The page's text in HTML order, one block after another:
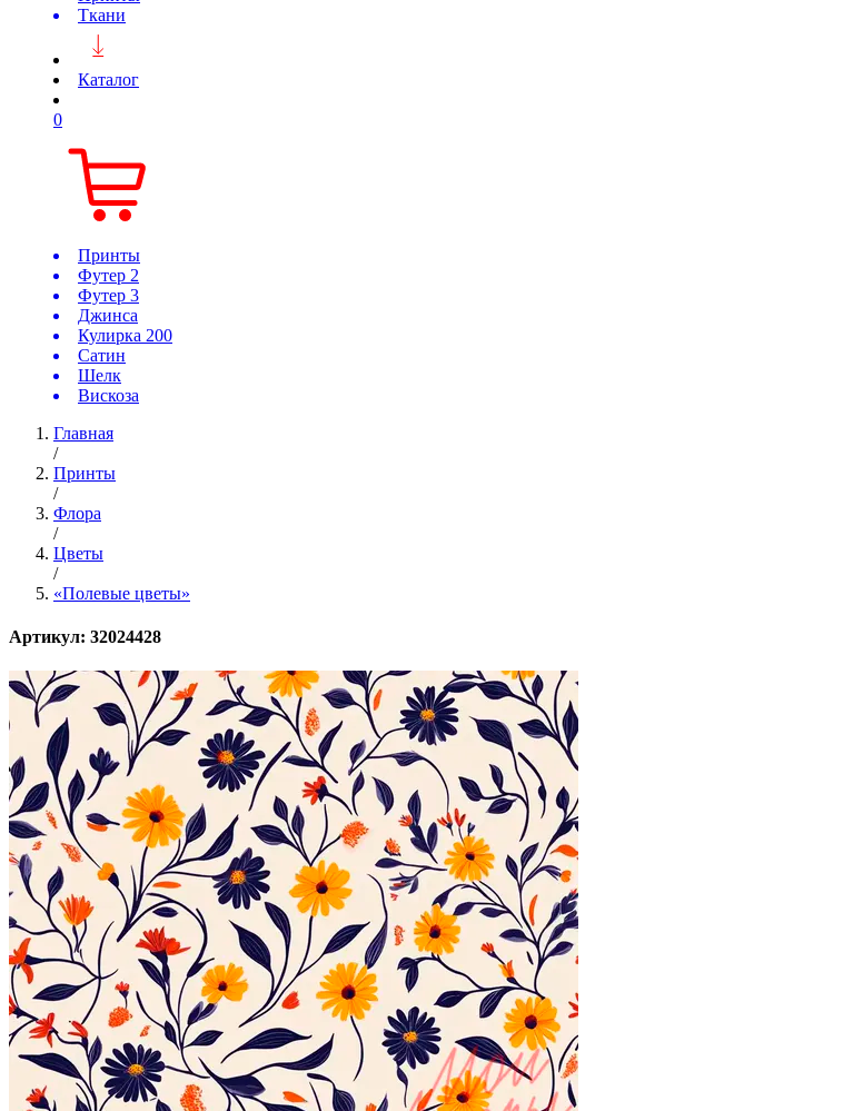
Ткани
Каталог
0
Принты
Футер 2
Футер 3
Джинса
Кулирка 200
Сатин
Шелк
Вискоза
Главная
/
Принты
/
Флора
/
Цветы
/
«Полевые цветы»
Артикул: 32024428